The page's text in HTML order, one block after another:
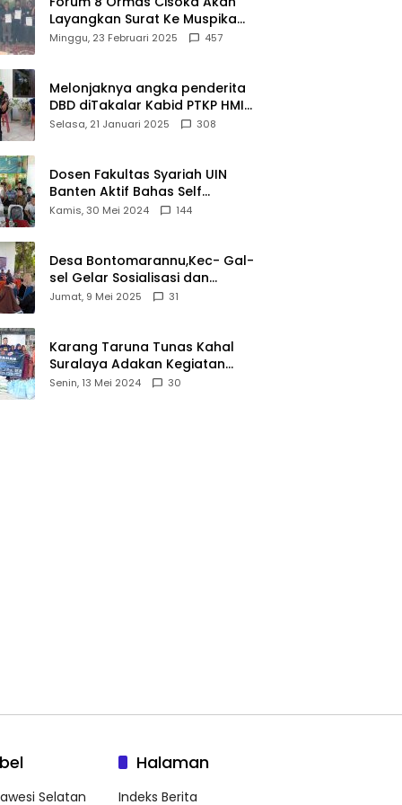
Layangkan Surat Ke Muspika
Atas Adanya Kantor Matel di
Minggu, 23 Februari 2025 457
Melonjaknya angka penderita
DBD diTakalar Kabid PTKP HMI
Cab.Takalar angkat bicara
Selasa, 21 Januari 2025 308
Dosen Fakultas Syariah UIN
Banten Aktif Bahas Self
Declare Halal dalam Forum
Kamis, 30 Mei 2024 144
Desa Bontomarannu,Kec- Gal-
sel Gelar Sosialisasi dan
Bimtek Pemutakhiran Data ID
Jumat, 9 Mei 2025 31
Karang Taruna Tunas Kahal
Suralaya Adakan Kegiatan
Bansos Terhadap Kaum
Senin, 13 Mei 2024 30
Selatan
Halaman
Indeks Berita